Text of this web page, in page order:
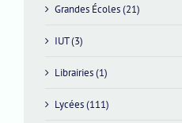
Grandes Écoles (21)
IUT (3)
Librairies (1)
Lycées (111)